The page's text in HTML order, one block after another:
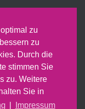
zu
zu
Durch die
stimmen Sie
zu. Weitere
Sie in
Impressum
vom Land
jährlichen